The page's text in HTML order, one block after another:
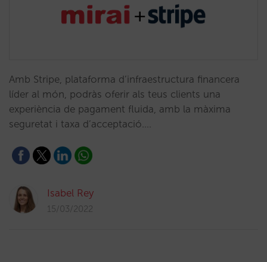
Amb Stripe, plataforma d’infraestructura financera
líder al món, podràs oferir als teus clients una
experiència de pagament fluida, amb la màxima
seguretat i taxa d’acceptació.…
Isabel Rey
15/03/2022